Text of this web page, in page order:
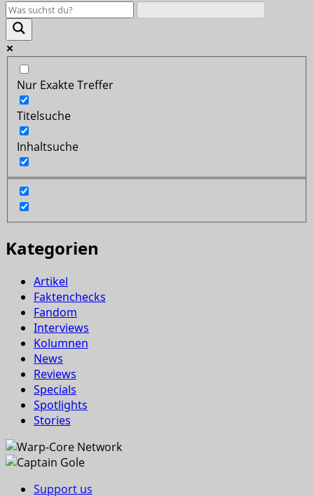
Nur Exakte Treffer
Titelsuche
Inhaltsuche
Kategorien
Artikel
Faktenchecks
Fandom
Interviews
Kolumnen
News
Reviews
Specials
Spotlights
Stories
Support us